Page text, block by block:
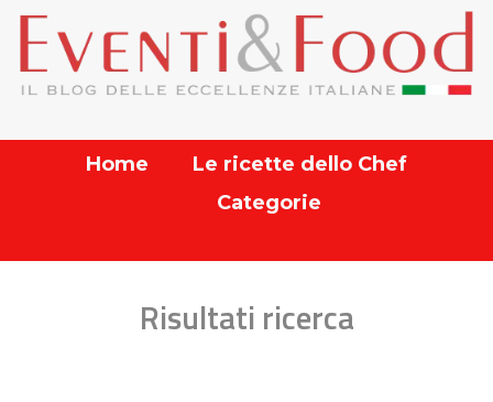
Home
Le ricette dello Chef
Categorie
Risultati ricerca